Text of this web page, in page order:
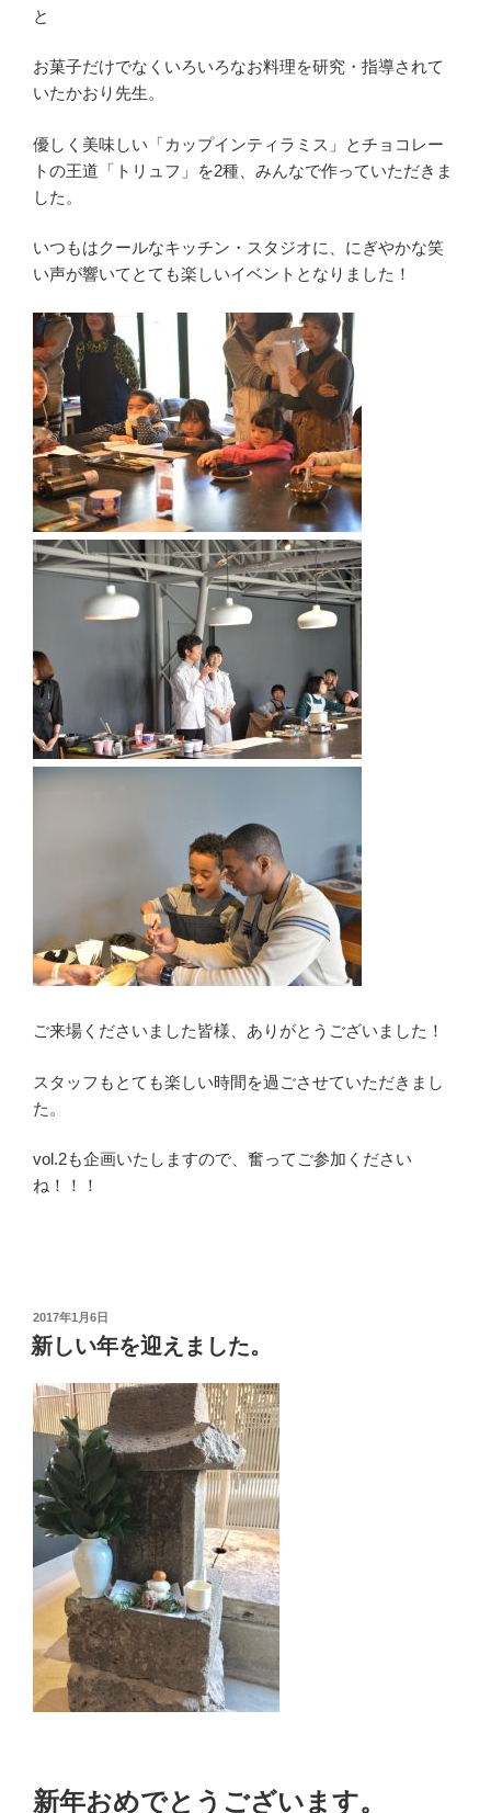
と
お菓子だけでなくいろいろなお料理を研究・指導されて
いたかおり先生。
優しく美味しい「カップインティラミス」とチョコレー
トの王道「トリュフ」を2種、みんなで作っていただきま
した。
いつもはクールなキッチン・スタジオに、にぎやかな笑
い声が響いてとても楽しいイベントとなりました！
ご来場くださいました皆様、ありがとうございました！
スタッフもとても楽しい時間を過ごさせていただきまし
た。
vol.2も企画いたしますので、奮ってご参加ください
ね！！！
投
稿
日:
2017年1月6日
新しい年を迎えました。
新年おめでとうございます。